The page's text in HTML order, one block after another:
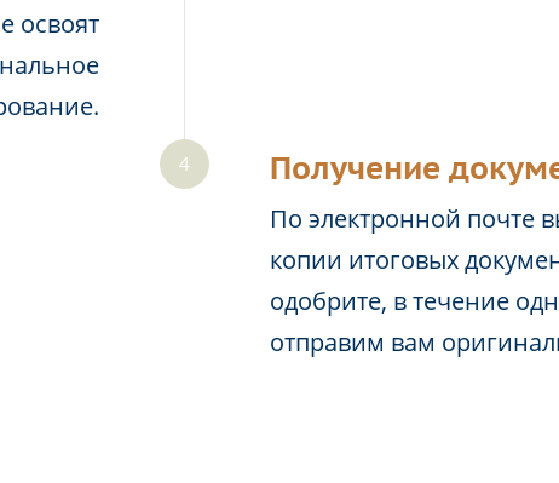
освоят
Получение
По электронной почте
копии итоговых
одобрите, в течение
отправим вам